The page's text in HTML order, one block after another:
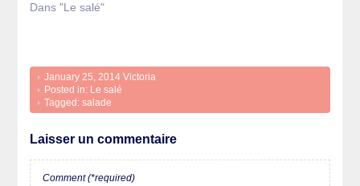
Dans "Le salé"
January 25, 2014 Victoria
Posted in:
Le salé
Tagged:salade
Laisser un commentaire
Comment (*required)